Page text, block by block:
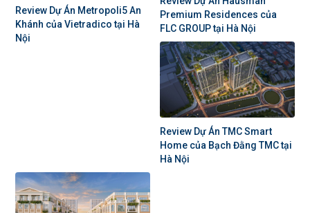
Review Dự Án Metropoli5 An
Khánh của Vietradico tại Hà
Nội
Premium Residences của
FLC GROUP tại Hà Nội
Review Dự Án TMC Smart
Home của Bạch Đằng TMC tại
Hà Nội